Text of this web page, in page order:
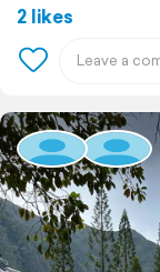
2 likes